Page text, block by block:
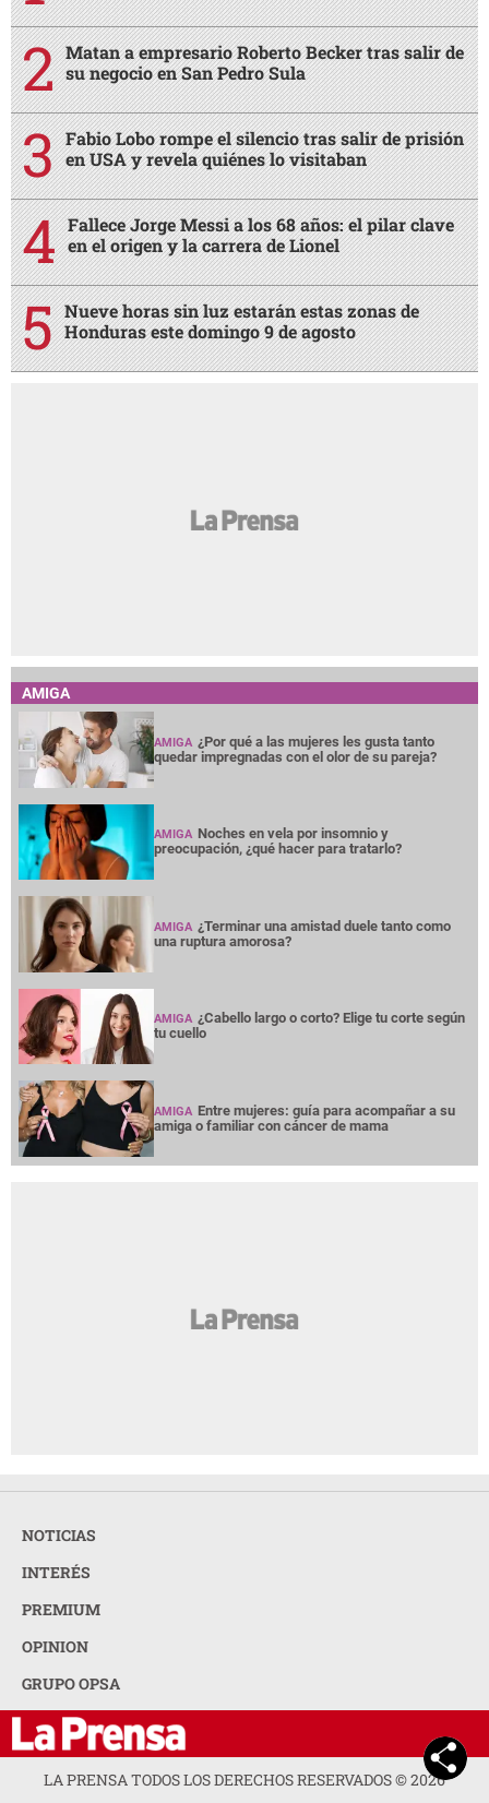
Matan a empresario Roberto Becker tras salir de
su negocio en San Pedro Sula
Fabio Lobo rompe el silencio tras salir de prisión
en USA y revela quiénes lo visitaban
Fallece Jorge Messi a los 68 años: el pilar clave
en el origen y la carrera de Lionel
Nueve horas sin luz estarán estas zonas de
Honduras este domingo 9 de agosto
AMIGA
AMIGA ¿Por qué a las mujeres les gusta tanto
quedar impregnadas con el olor de su pareja?
AMIGA Noches en vela por insomnio y
preocupación, ¿qué hacer para tratarlo?
AMIGA ¿Terminar una amistad duele tanto como
una ruptura amorosa?
AMIGA ¿Cabello largo o corto? Elige tu corte según
tu cuello
AMIGA Entre mujeres: guía para acompañar a su
amiga o familiar con cáncer de mama
NOTICIAS
INTERÉS
PREMIUM
OPINION
GRUPO OPSA
LA PRENSA TODOS LOS DERECHOS RESERVADOS ©2026